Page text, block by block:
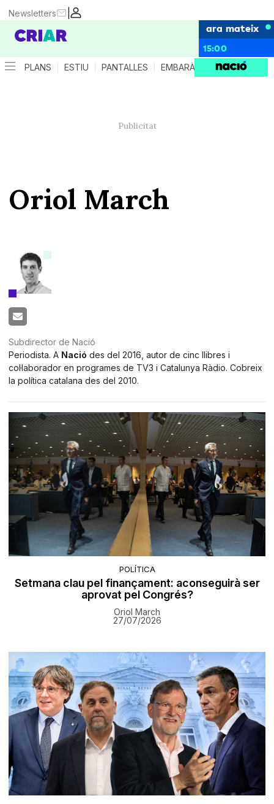
|
Newsletters
ara mateix
15:00
PLANS ESTIU PANTALLES EMBARÀS CRIANÇA
Oriol March
Subdirector de Nació
Periodista. A Nació des del 2016, autor de cinc llibres i
col·laborador en programes de TV3 i Catalunya Ràdio. Cobreix
la política catalana des del 2010.
POLÍTICA
Setmana clau pel finançament: aconseguirà ser
aprovat pel Congrés?
Oriol March
27/07/2026